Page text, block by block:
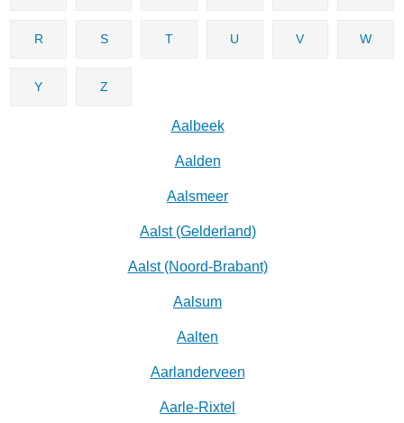
R S T U V W
Y Z
Aalbeek
Aalden
Aalsmeer
Aalst (Gelderland)
Aalst (Noord-Brabant)
Aalsum
Aalten
Aarlanderveen
Aarle-Rixtel